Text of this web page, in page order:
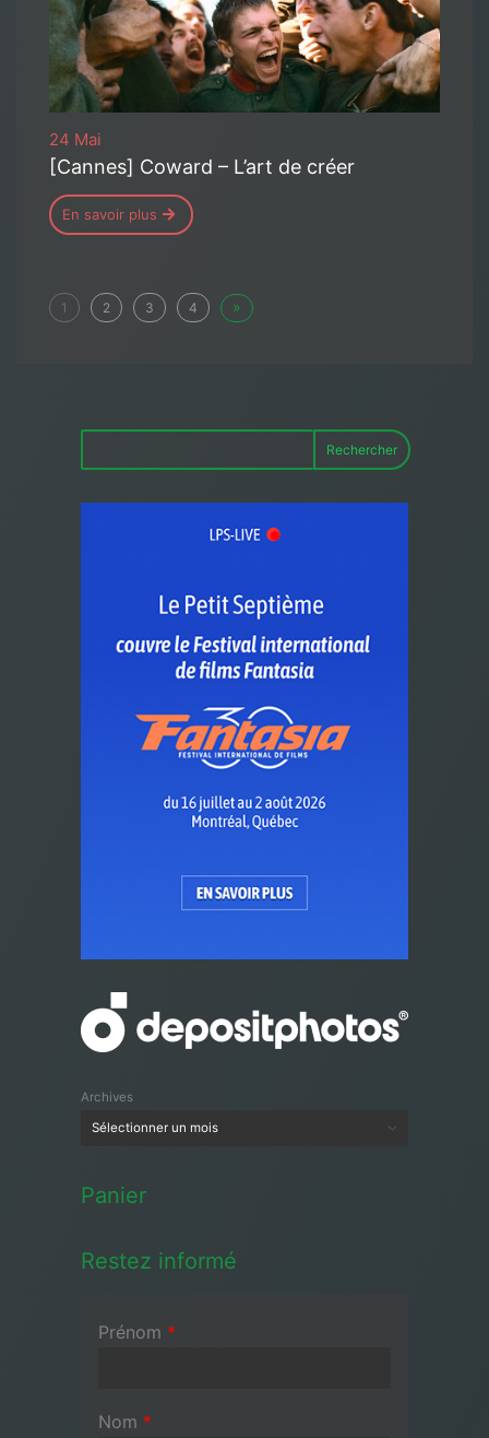
24 Mai
[Cannes] Coward – L’art de créer
En savoir plus
1 2 3 4 »
Rechercher
Archives
Panier
Restez informé
Prénom *
Nom *